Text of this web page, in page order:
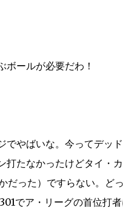
ボールが必要だわ！
でやばいな。今ってデッ
打たなかったけどタイ・
だった）ですらない。ど
でア・リーグの首位打